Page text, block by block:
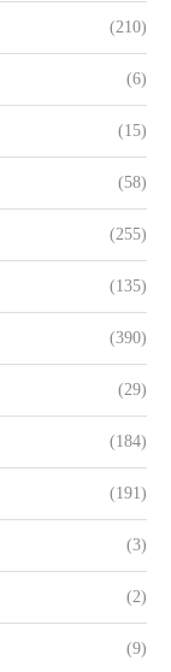
(210)
(6)
(15)
(58)
(255)
(135)
(390)
(29)
(184)
(191)
(3)
(2)
(9)